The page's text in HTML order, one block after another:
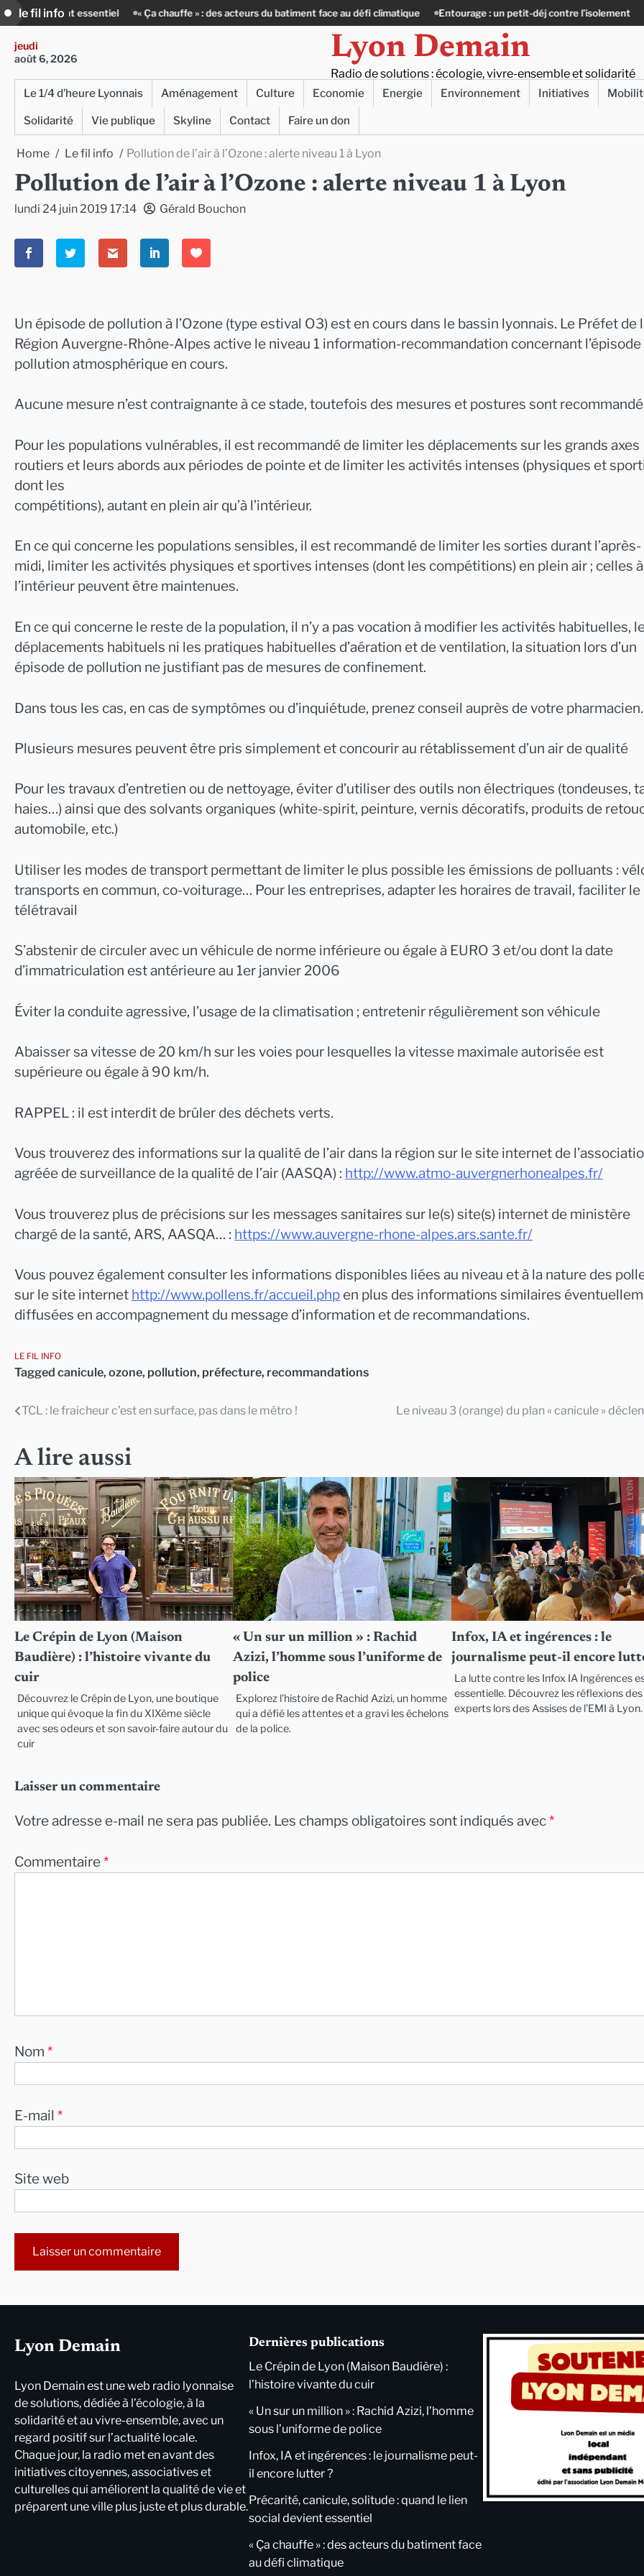
Skip
to
content
le fil info
essentiel « Ça chauffe » : des acteurs du batiment face au défi climatique Entourage : un petit-déj contre l’isolement Le Crépin de
jeudi
août 6, 2026
Lyon Demain
Radio de solutions : écologie, vivre-ensemble et solidarité
Le 1/4 d’heure Lyonnais Aménagement Culture Economie Energie Environnement Initiatives
Solidarité
Vie publique Skyline Contact Faire un don
Home Le fil info Pollution de l’air à l’Ozone : alerte niveau 1 à Lyon
Pollution de l’air à l’Ozone : alerte niveau 1 à Lyon
lundi 24 juin 2019 17:14 Gérald Bouchon
Un épisode de pollution à l’Ozone (type estival O3) est en cours dans le bassin lyonnais. Le Préfet de
Région Auvergne-Rhône-Alpes active le niveau 1 information-recommandation concernant l’épisode
pollution atmosphérique en cours.
Aucune mesure n’est contraignante à ce stade, toutefois des mesures et postures sont
Pour les populations vulnérables, il est recommandé de limiter les déplacements sur les grands axes
routiers et leurs abords aux périodes de pointe et de limiter les activités intenses (physiques et
dont les
compétitions), autant en plein air qu’à l’intérieur.
En ce qui concerne les populations sensibles, il est recommandé de limiter les sorties durant l’après-
midi, limiter les activités physiques et sportives intenses (dont les compétitions) en plein air ; celles à
l’intérieur peuvent être maintenues.
En ce qui concerne le reste de la population, il n’y a pas vocation à modifier les activités habituelles,
déplacements habituels ni les pratiques habituelles d’aération et de ventilation, la situation lors d’un
épisode de pollution ne justifiant pas de mesures de confinement.
Dans tous les cas, en cas de symptômes ou d’inquiétude, prenez conseil auprès de votre pharmacien.
Plusieurs mesures peuvent être pris simplement et concourir au rétablissement d’un air de qualité
Pour les travaux d’entretien ou de nettoyage, éviter d’utiliser des outils non électriques (tondeuses,
haies…) ainsi que des solvants organiques (white-spirit, peinture, vernis décoratifs, produits de
automobile, etc.)
Utiliser les modes de transport permettant de limiter le plus possible les émissions de polluants :
transports en commun, co-voiturage… Pour les entreprises, adapter les horaires de travail, faciliter le
télétravail
S’abstenir de circuler avec un véhicule de norme inférieure ou égale à EURO 3 et/ou dont la date
d’immatriculation est antérieure au 1er janvier 2006
Éviter la conduite agressive, l’usage de la climatisation ; entretenir régulièrement son véhicule
Abaisser sa vitesse de 20 km/h sur les voies pour lesquelles la vitesse maximale autorisée est
supérieure ou égale à 90 km/h.
RAPPEL : il est interdit de brûler des déchets verts.
Vous trouverez des informations sur la qualité de l’air dans la région sur le site internet de
agréée de surveillance de la qualité de l’air (AASQA) : http://www.atmo-auvergnerhonealpes.fr/
Vous trouverez plus de précisions sur les messages sanitaires sur le(s) site(s) internet de ministère
chargé de la santé, ARS, AASQA… : https://www.auvergne-rhone-alpes.ars.sante.fr/
Vous pouvez également consulter les informations disponibles liées au niveau et à la nature des
sur le site internet http://www.pollens.fr/accueil.php en plus des informations similaires
diffusées en accompagnement du message d’information et de recommandations.
LE FIL INFO
Tagged canicule, ozone, pollution, préfecture, recommandations
Navigation
l’article
TCL : le fraicheur c’est en surface, pas dans le métro ! Le niveau 3 (orange) du plan « canicule »
A lire aussi
Le Crépin de Lyon (Maison
Baudière) : l’histoire vivante du
cuir
Découvrez le Crépin de Lyon, une boutique
unique qui évoque la fin du XIXème siècle
avec ses odeurs et son savoir-faire autour du
cuir
« Un sur un million » : Rachid
Azizi, l’homme sous l’uniforme de
police
Explorez l’histoire de Rachid Azizi, un homme
qui a défié les attentes et a gravi les échelons
de la police.
Infox, IA et ingérences : le
journalisme peut-il encore
La lutte contre les Infox IA Ingérences
essentielle. Découvrez les réflexions des
experts lors des Assises de l’EMI à Lyon.
Laisser un commentaire
Votre adresse e-mail ne sera pas publiée. Les champs obligatoires sont indiqués avec*
Commentaire*
Nom *
E-mail *
Site web
Lyon Demain
Lyon Demain est une web radio lyonnaise
de solutions, dédiée à l’écologie, à la
solidarité et au vivre-ensemble, avec un
regard positif sur l’actualité locale.
Chaque jour, la radio met en avant des
initiatives citoyennes, associatives et
culturelles qui améliorent la qualité de vie et
préparent une ville plus juste et plus durable.
Dernières publications
Le Crépin de Lyon (Maison Baudière) :
l’histoire vivante du cuir
« Un sur un million » : Rachid Azizi, l’homme
sous l’uniforme de police
Infox, IA et ingérences : le journalisme peut-
il encore lutter ?
Précarité, canicule, solitude : quand le lien
social devient essentiel
« Ça chauffe » : des acteurs du batiment face
au défi climatique